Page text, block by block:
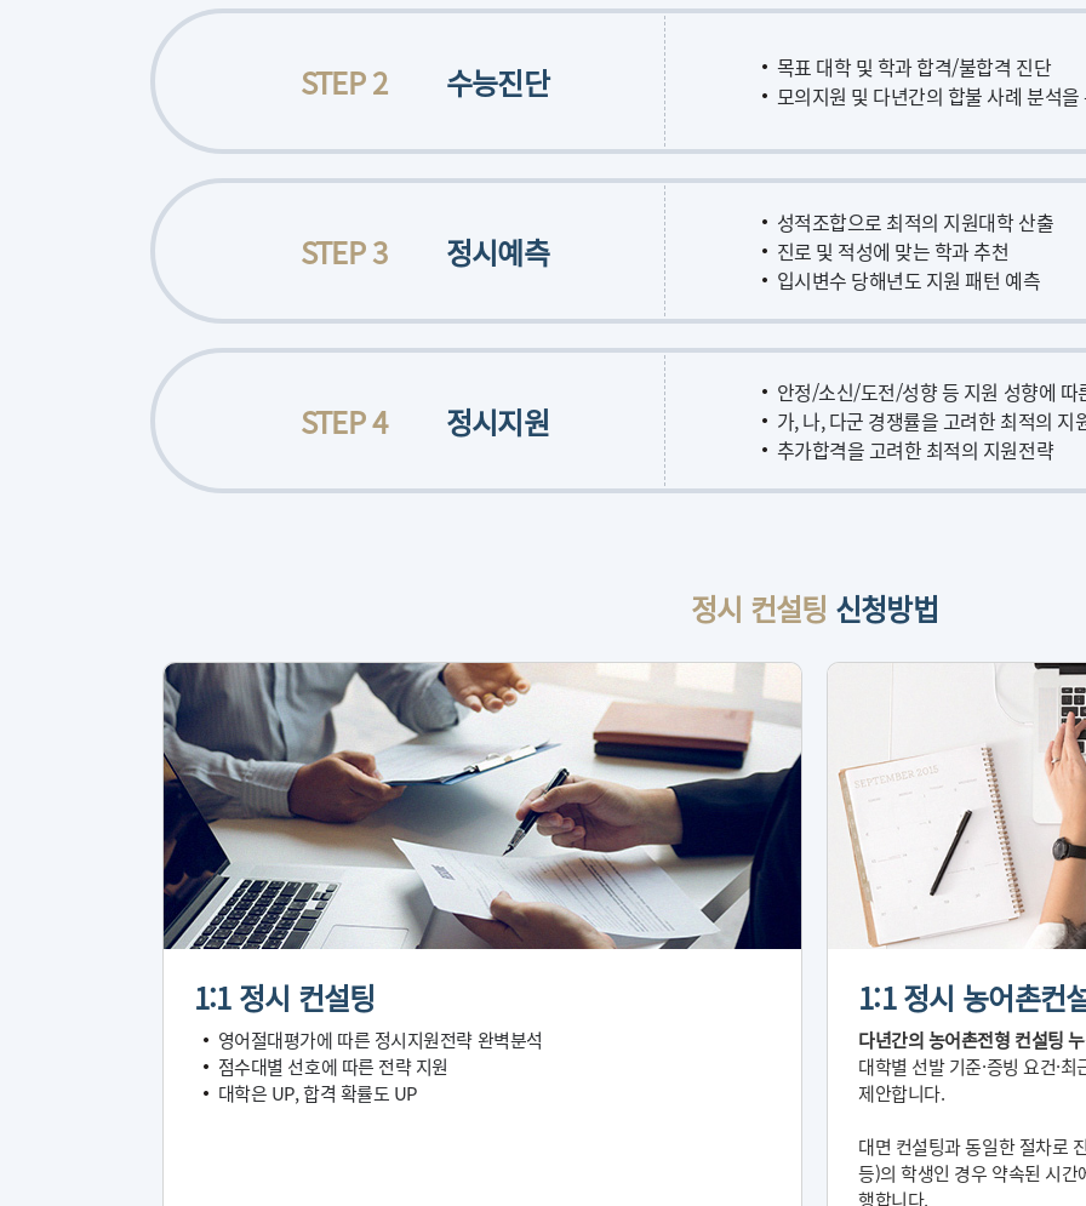
STEP 2 수능진단
목표 대학 및 학과 합격/불합격 진단
모의지원 및 다년간의 합불 사례 분석
STEP 3 정시예측
성적조합으로 최적의 지원대학 산출
진로 및 적성에 맞는 학과 추천
입시변수 당해년도 지원 패턴 예측
STEP 4 정시지원
안정/소신/도전/성향 등 지원 성향에 따
가, 나, 다군 경쟁률을 고려한 최적의 지
추가합격을 고려한 최적의 지원전략
정시 컨설팅 신청방법
1:1 정시 컨설팅
영어절대평가에 따른 정시지원전략 완벽분석
점수대별 선호에 따른 전략 지원
대학은 UP, 합격 확률도 UP
1:1 정시 농어촌컨
다년간의 농어촌전형 컨설팅
대학별 선발 기준·증빙 요건·
제안합니다.
대면 컨설팅과 동일한 절차로
등)의 학생인 경우 약속된 시
행합니다.